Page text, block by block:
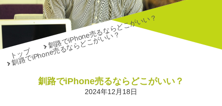
トップ
釧路でiPhone売るならどこがいい？
釧路でiPhone売るならどこがいい？
釧路でiPhone売るならどこがいい？
2024年12月18日